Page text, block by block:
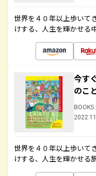
世界を４０年以上歩いて
けする、人生を輝かせる
今す
のこ
世界を４０年以上歩いて
けする、人生を輝かせる